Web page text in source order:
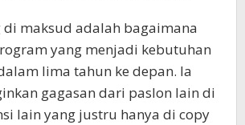
di maksud adalah bagaimana
yang menjadi kebutuhan
lima tahun ke depan. Ia
gagasan dari paslon lain di
lain yang justru hanya di copy